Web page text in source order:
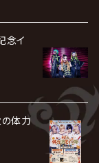
念イ
体力